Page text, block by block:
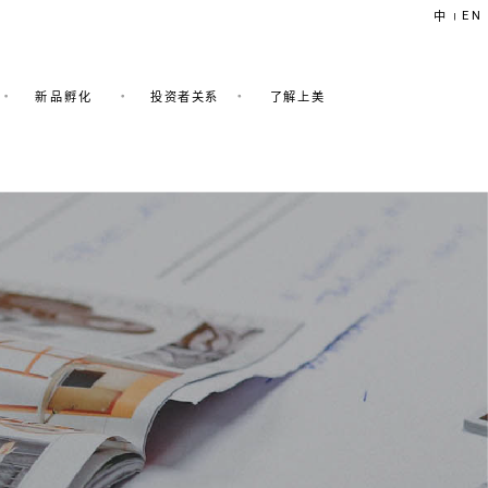
新品孵化 投资者关系 了解上美
中 | EN